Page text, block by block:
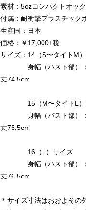
素材：5ozコンパクトオッ
付属：耐衝撃プラスチック
生産国：日本
価格：￥17,000+税
サイズ：14（S〜タイトM
身幅（バスト部）：
丈74.5cm
15（M〜タイトL）
身幅（バスト部）：
丈75.5cm
16（L）サイズ
身幅（バスト部）：
丈76.5cm
＊サイズ寸法はおおよその